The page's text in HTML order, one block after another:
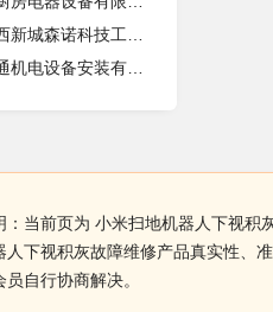
：当前页为 小米扫地机器人下视积
人下视积灰故障维修产品真实性、
自行协商解决。